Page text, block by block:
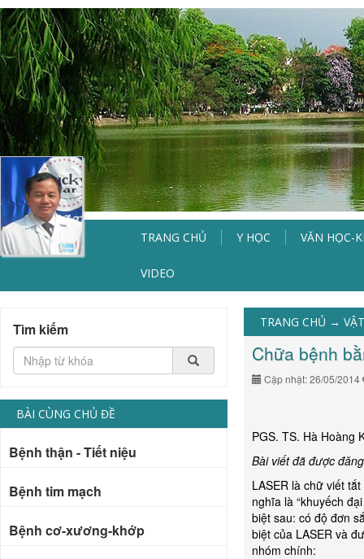
TRANG CHỦ Y HỌC VĂN HỌC-
VIDEO
TRANG CHỦ →
Chữa bệnh
Cập nhật: 26/05/2014
PGS. TS. Hà Hoàng
Bài viết đã được
LASER là chữ viết
nghĩa là “khuyếch
biệt sau: có độ đơn
biệt của LASER và
nhóm chính:
Tìm kiếm
BÀI CÙNG CHỦ ĐỀ
Bệnh thận - Tiết niệu
Bệnh tim mạch
Bệnh cơ-xương-khớp